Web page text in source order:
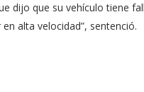
dijo que su vehículo tiene
alta velocidad”, sentenció.